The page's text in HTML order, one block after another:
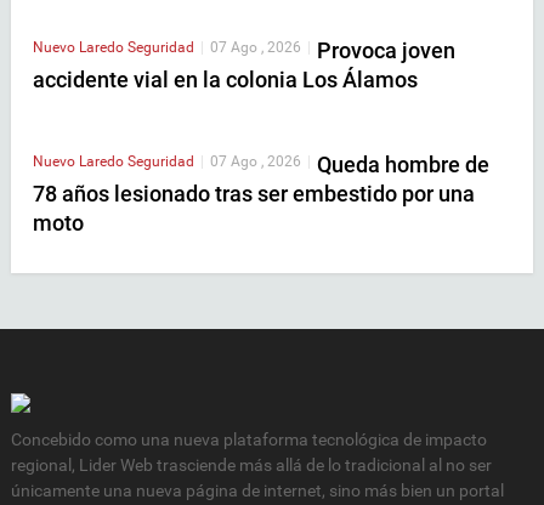
Nuevo Laredo Seguridad 07 Ago , 2026
Provoca joven
accidente vial en la colonia Los Álamos
Nuevo Laredo Seguridad 07 Ago , 2026
Queda hombre de
78 años lesionado tras ser embestido por una
moto
Concebido como una nueva plataforma tecnológica de impacto
regional, Lider Web trasciende más allá de lo tradicional al no ser
únicamente una nueva página de internet, sino más bien un portal